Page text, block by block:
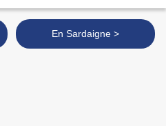
En Sardaigne >